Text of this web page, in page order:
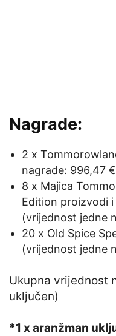
Nagrade:
2 x
nagrade: 996,47
8 x Majica
Edition proizvodi
(vrijednost jedne
20 x Old Spice
(vrijednost jedne
Ukupna vrijednost
uključen)
*1 x aranžman